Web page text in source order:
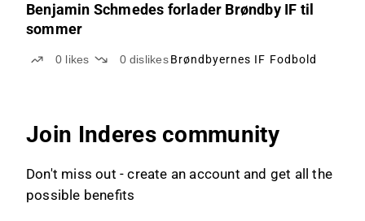
Benjamin Schmedes forlader Brøndby IF til
sommer
0 likes 0 dislikes Brøndbyernes IF Fodbold
Join Inderes community
Don't miss out - create an account and get all the
possible benefits